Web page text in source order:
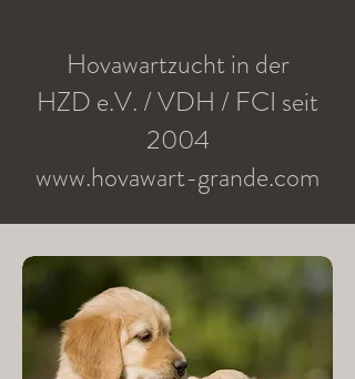
Hovawartzucht in der
HZD e.V. / VDH / FCI seit
2004
www.hovawart-grande.com